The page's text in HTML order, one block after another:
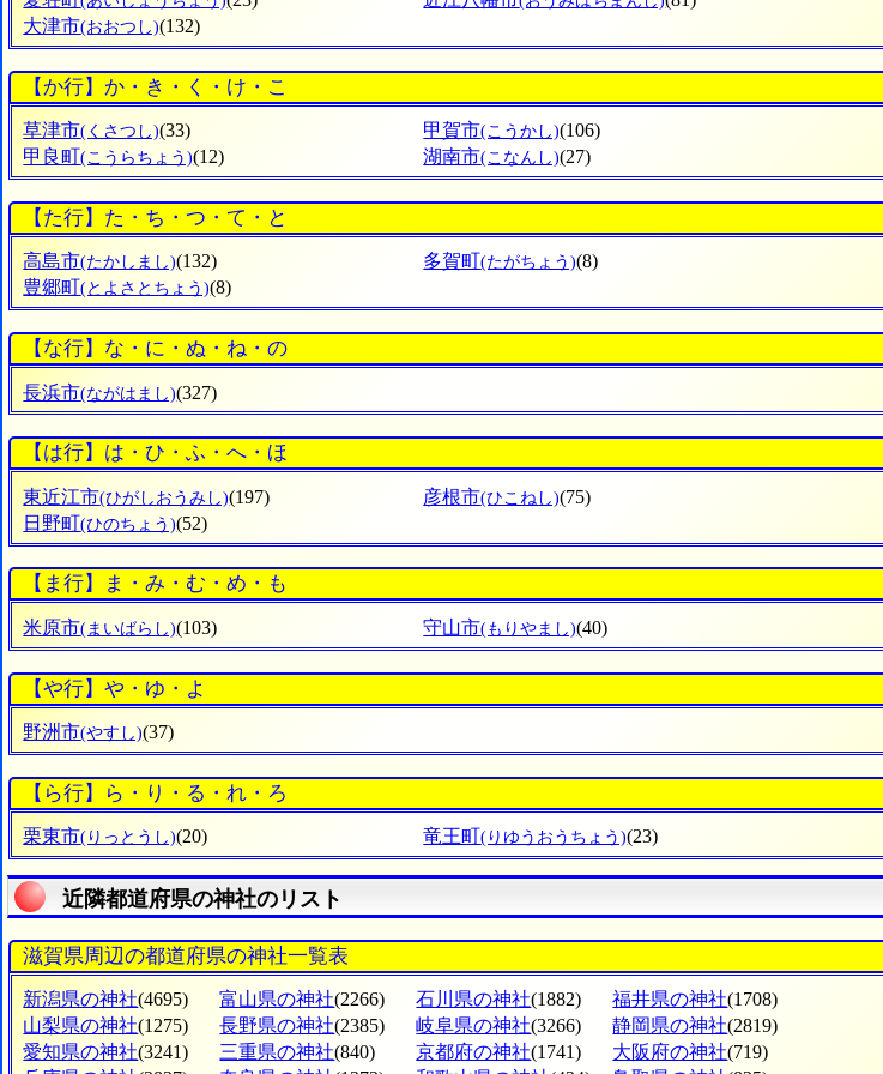
大津市(おおつし)(132)
【か行】か・き・く・け・こ
草津市(くさつし)(33) 甲賀市(こうかし)(106)
甲良町(こうらちょう)(12) 湖南市(こなんし)(27)
【た行】た・ち・つ・て・と
高島市(たかしまし)(132) 多賀町(たがちょう)(8)
豊郷町(とよさとちょう)(8)
【な行】な・に・ぬ・ね・の
長浜市(ながはまし)(327)
【は行】は・ひ・ふ・へ・ほ
東近江市(ひがしおうみし)(197) 彦根市(ひこねし)(75)
日野町(ひのちょう)(52)
【ま行】ま・み・む・め・も
米原市(まいばらし)(103) 守山市(もりやまし)(40)
【や行】や・ゆ・よ
野洲市(やすし)(37)
【ら行】ら・り・る・れ・ろ
栗東市(りっとうし)(20) 竜王町(りゆうおうちょう)(23)
近隣都道府県の神社のリスト
滋賀県周辺の都道府県の神社一覧表
新潟県の神社(4695) 富山県の神社(2266) 石川県の神社(1882) 福井県の神社(1708)
山梨県の神社(1275) 長野県の神社(2385) 岐阜県の神社(3266) 静岡県の神社(2819)
愛知県の神社(3241) 三重県の神社(840) 京都府の神社(1741) 大阪府の神社(719)